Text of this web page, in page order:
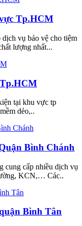
Tp.HCM
vụ bảo vệ cho tiệm
lượng nhất...
Tp.HCM
tại khu vực tp
dẻo,..
Bình Chánh
cung cấp nhiều dịch vụ
KCN,… Các..
Bình Tân